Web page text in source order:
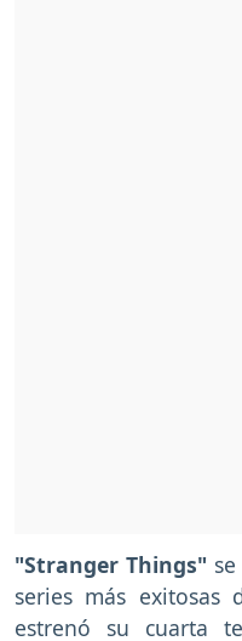
"Stranger Things"
series más exitosas
estrenó su cuarta